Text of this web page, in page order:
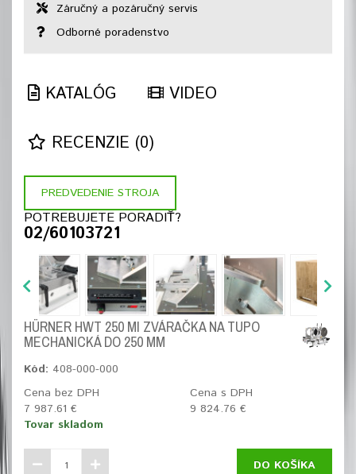
Záručný a pozáručný servis
Odborné poradenstvo
KATALÓG VIDEO
RECENZIE (0)
PREDVEDENIE STROJA
POTREBUJETE PORADIŤ?
02/60103721
HÜRNER HWT 250 MI ZVÁRAČKA NA TUPO
MECHANICKÁ DO 250 MM
Kód: 408-000-000
Cena bez DPH
7 987.61 €
Cena s DPH
9 824.76 €
Tovar skladom
DO KOŠÍKA